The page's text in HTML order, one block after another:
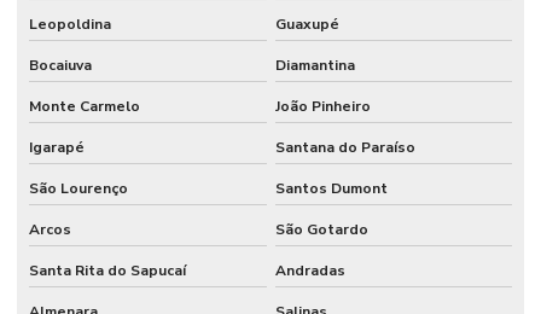
Leopoldina Guaxupé
Bocaiuva Diamantina
Monte Carmelo João Pinheiro
Igarapé Santana do Paraíso
São Lourenço Santos Dumont
Arcos São Gotardo
Santa Rita do Sapucaí Andradas